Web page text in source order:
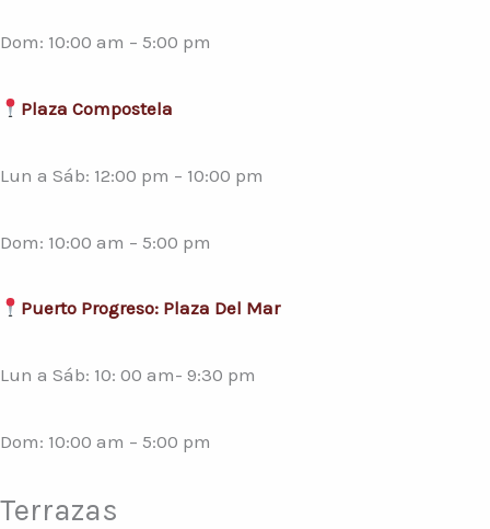
Dom: 10:00 am – 5:00 pm
Plaza Compostela
Lun a Sáb: 12:00 pm – 10:00 pm
Dom: 10:00 am – 5:00 pm
Puerto Progreso: Plaza Del Mar
Lun a Sáb: 10: 00 am- 9:30 pm
Dom: 10:00 am – 5:00 pm
Terrazas